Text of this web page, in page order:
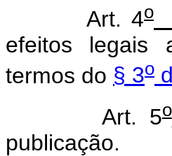
Art. 4o
efeitos legais
termos do § 3o
Art. 5o
publicação.